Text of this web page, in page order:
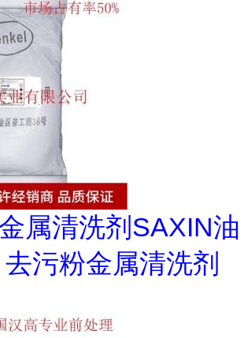
属清洗剂SAXIN油
污粉金属清洗剂